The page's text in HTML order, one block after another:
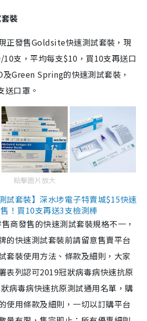
裝
正發售Goldsite快速測試套裝，現
支，平均每支$10，買10支再送口
Green Spring的快速測試套裝，
送口罩。
點擊圖片放大
試套裝】深水埗電子特賣城$15快速
！買10支再送3支檢測棒
商發售的快速測試套裝規格不一，
的快速測試套裝前請留意售賣平台
套裝使用方法、條款及細則，大家
表列認可2019冠狀病毒病快速抗原
病毒病快速抗原測試通用名單，購
使用條款及細則，一切以訂購平台